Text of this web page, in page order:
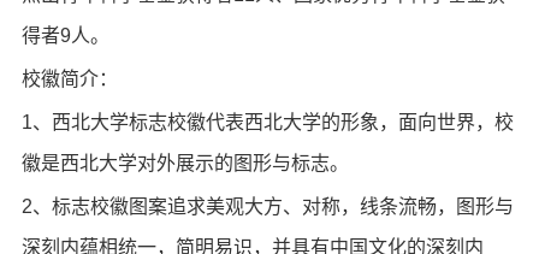
得者9人。
校徽简介：
1、西北大学标志校徽代表西北大学的形象，面向世界，校
徽是西北大学对外展示的图形与标志。
2、标志校徽图案追求美观大方、对称，线条流畅，图形与
深刻内蕴相统一，简明易识，并具有中国文化的深刻内